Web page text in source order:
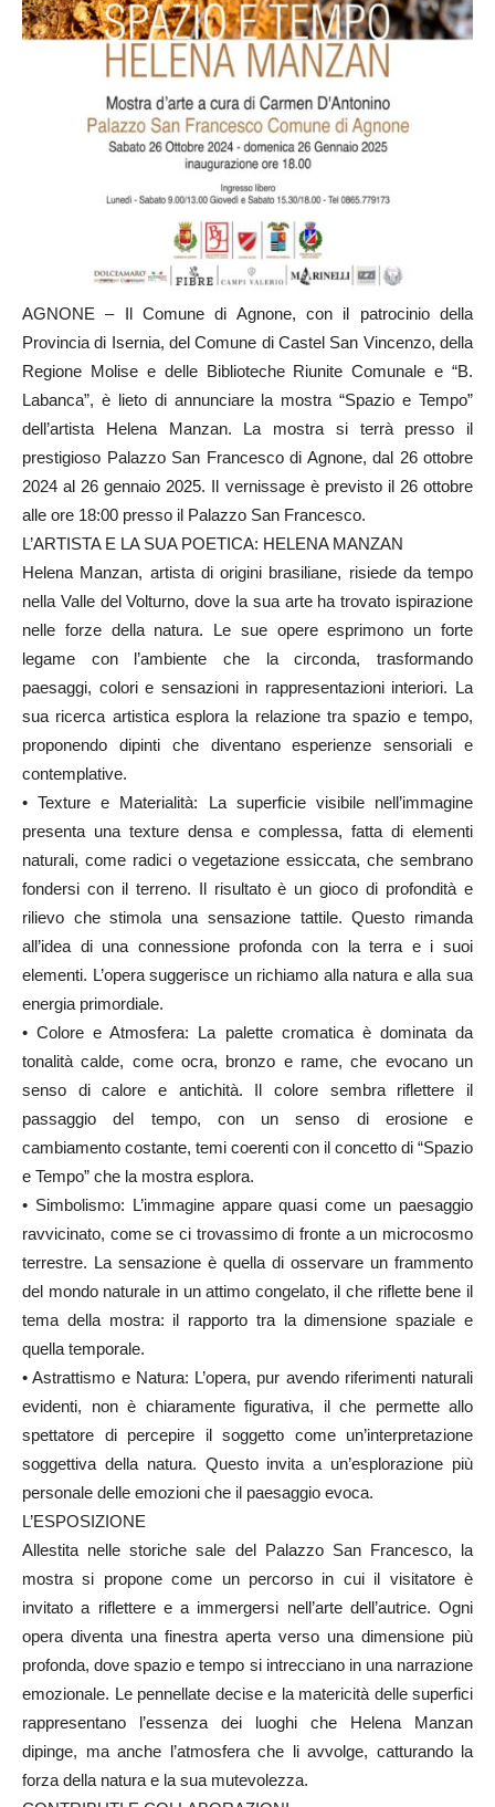
AGNONE – Il Comune di Agnone, con il patrocinio della
Provincia di Isernia, del Comune di Castel San Vincenzo, della
Regione Molise e delle Biblioteche Riunite Comunale e “B.
Labanca”, è lieto di annunciare la mostra “Spazio e Tempo”
dell’artista Helena Manzan. La mostra si terrà presso il
prestigioso Palazzo San Francesco di Agnone, dal 26 ottobre
2024 al 26 gennaio 2025. Il vernissage è previsto il 26 ottobre
alle ore 18:00 presso il Palazzo San Francesco.
L’ARTISTA E LA SUA POETICA: HELENA MANZAN
Helena Manzan, artista di origini brasiliane, risiede da tempo
nella Valle del Volturno, dove la sua arte ha trovato ispirazione
nelle forze della natura. Le sue opere esprimono un forte
legame con l’ambiente che la circonda, trasformando
paesaggi, colori e sensazioni in rappresentazioni interiori. La
sua ricerca artistica esplora la relazione tra spazio e tempo,
proponendo dipinti che diventano esperienze sensoriali e
contemplative.
• Texture e Materialità: La superficie visibile nell’immagine
presenta una texture densa e complessa, fatta di elementi
naturali, come radici o vegetazione essiccata, che sembrano
fondersi con il terreno. Il risultato è un gioco di profondità e
rilievo che stimola una sensazione tattile. Questo rimanda
all’idea di una connessione profonda con la terra e i suoi
elementi. L’opera suggerisce un richiamo alla natura e alla sua
energia primordiale.
• Colore e Atmosfera: La palette cromatica è dominata da
tonalità calde, come ocra, bronzo e rame, che evocano un
senso di calore e antichità. Il colore sembra riflettere il
passaggio del tempo, con un senso di erosione e
cambiamento costante, temi coerenti con il concetto di “Spazio
e Tempo” che la mostra esplora.
• Simbolismo: L’immagine appare quasi come un paesaggio
ravvicinato, come se ci trovassimo di fronte a un microcosmo
terrestre. La sensazione è quella di osservare un frammento
del mondo naturale in un attimo congelato, il che riflette bene il
tema della mostra: il rapporto tra la dimensione spaziale e
quella temporale.
• Astrattismo e Natura: L’opera, pur avendo riferimenti naturali
evidenti, non è chiaramente figurativa, il che permette allo
spettatore di percepire il soggetto come un’interpretazione
soggettiva della natura. Questo invita a un’esplorazione più
personale delle emozioni che il paesaggio evoca.
L’ESPOSIZIONE
Allestita nelle storiche sale del Palazzo San Francesco, la
mostra si propone come un percorso in cui il visitatore è
invitato a riflettere e a immergersi nell’arte dell’autrice. Ogni
opera diventa una finestra aperta verso una dimensione più
profonda, dove spazio e tempo si intrecciano in una narrazione
emozionale. Le pennellate decise e la matericità delle superfici
rappresentano l’essenza dei luoghi che Helena Manzan
dipinge, ma anche l’atmosfera che li avvolge, catturando la
forza della natura e la sua mutevolezza.